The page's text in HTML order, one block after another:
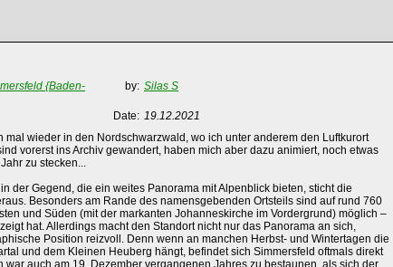
{Baden-
by: Silas S
Date: 19.12.2021
mal wieder in den Nordschwarzwald, wo ich unter anderem den Luftkurort
vorerst ins Archiv gewandert, haben mich aber dazu animiert, noch etwas
zu stecken...
der Gegend, die ein weites Panorama mit Alpenblick bieten, sticht die
Besonders am Rande des namensgebenden Ortsteils sind auf rund 760
und Süden (mit der markanten Johanneskirche im Vordergrund) möglich –
hat. Allerdings macht den Standort nicht nur das Panorama an sich,
Position reizvoll. Denn wenn an manchen Herbst- und Wintertagen die
und dem Kleinen Heuberg hängt, befindet sich Simmersfeld oftmals direkt
auch am 19. Dezember vergangenen Jahres zu bestaunen, als sich der